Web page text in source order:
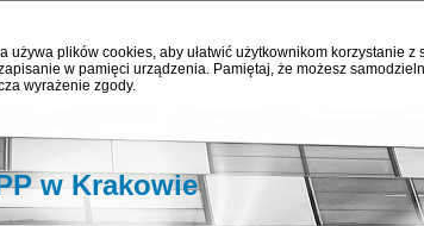
używa plików cookies, aby ułatwić użytkownikom korzystanie
w pamięci urządzenia. Pamiętaj, że możesz
wyrażenie zgody.
w Krakowie